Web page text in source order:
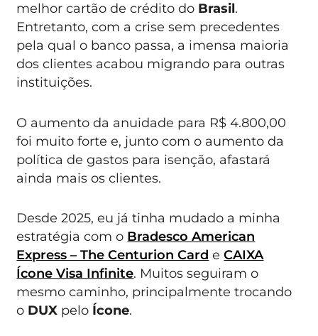
melhor cartão de crédito do Brasil.
Entretanto, com a crise sem precedentes
pela qual o banco passa, a imensa maioria
dos clientes acabou migrando para outras
instituições.
O aumento da anuidade para R$ 4.800,00
foi muito forte e, junto com o aumento da
política de gastos para isenção, afastará
ainda mais os clientes.
Desde 2025, eu já tinha mudado a minha
estratégia com o Bradesco American
Express – The Centurion Card eCAIXA
Ícone Visa Infinite. Muitos seguiram o
mesmo caminho, principalmente trocando
o DUX pelo Ícone.